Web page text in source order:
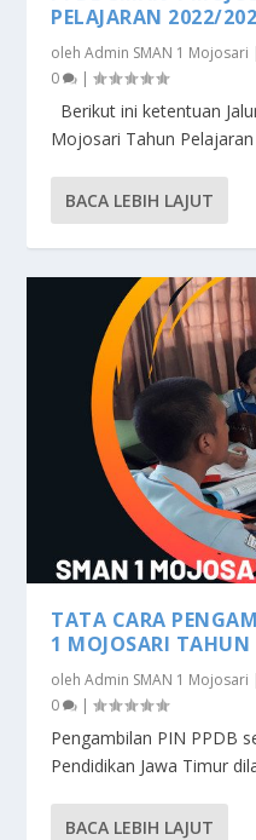
PELAJARAN 2022/
olehAdmin SMAN 1 Mojosari
0
|
Berikut ini ketentuan
Mojosari Tahun Pelajaran
BACA LEBIH LAJUT
TATA CARA
1 MOJOSARI
olehAdmin SMAN 1 Mojosari
0
|
Pengambilan PIN PPDB
Pendidikan Jawa Timur
BACA LEBIH LAJUT